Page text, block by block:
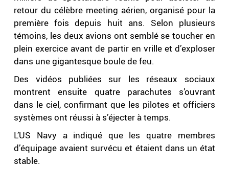
retour du célèbre meeting aérien, organisé pour la
première fois depuis huit ans. Selon plusieurs
témoins, les deux avions ont semblé se toucher en
plein exercice avant de partir en vrille et d’exploser
dans une gigantesque boule de feu.
Des vidéos publiées sur les réseaux sociaux
montrent ensuite quatre parachutes s’ouvrant
dans le ciel, confirmant que les pilotes et officiers
systèmes ont réussi à s’éjecter à temps.
L’US Navy a indiqué que les quatre membres
d’équipage avaient survécu et étaient dans un état
stable.